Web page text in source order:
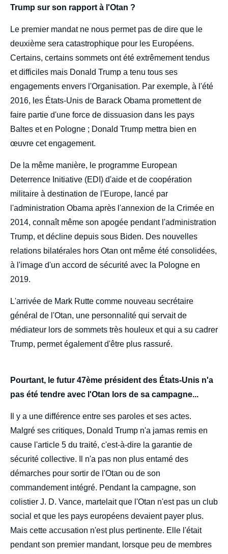
Trump sur son rapport à l'Otan ?
Le premier mandat ne nous permet pas de dire que le
deuxième sera catastrophique pour les Européens.
Certains, certains sommets ont été extrêmement tendus
et difficiles mais Donald Trump a tenu tous ses
engagements envers l'Organisation. Par exemple, à l'été
2016, les États-Unis de Barack Obama promettent de
faire partie d'une force de dissuasion dans les pays
Baltes et en Pologne ; Donald Trump mettra bien en
œuvre cet engagement.
De la même manière, le programme European
Deterrence Initiative (EDI) d'aide et de coopération
militaire à destination de l'Europe, lancé par
l'administration Obama après l'annexion de la Crimée en
2014, connaît même son apogée pendant l'administration
Trump, et décline depuis sous Biden. Des nouvelles
relations bilatérales hors Otan ont même été consolidées,
à l'image d'un accord de sécurité avec la Pologne en
2019.
L'arrivée de Mark Rutte comme nouveau secrétaire
général de l'Otan, une personnalité qui servait de
médiateur lors de sommets très houleux et qui a su cadrer
Trump, permet également d'être plus rassuré.
Pourtant, le futur 47ème président des États-Unis n'a
pas été tendre avec l'Otan lors de sa campagne...
Il y a une différence entre ses paroles et ses actes.
Malgré ses critiques, Donald Trump n'a jamas remis en
cause l'article 5 du traité, c'est-à-dire la garantie de
sécurité collective. Il n'a pas non plus entamé des
démarches pour sortir de l'Otan ou de son
commandement intégré. Pendant la campagne, son
colistier J. D. Vance, martelait que l'Otan n'est pas un club
social et que les pays européens devaient payer plus.
Mais cette accusation n'est plus pertinente. Elle l'était
pendant son premier mandant, lorsque peu de membres